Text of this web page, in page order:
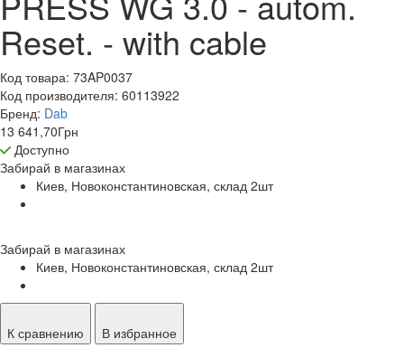
Reset. - with cable
Код товара: 73AP0037
Код производителя: 60113922
Бренд: Dab
13 641,70Грн
Доступно
Забирай в магазинах
Киев, Новоконстантиновская, склад 2шт
Забирай в магазинах
Киев, Новоконстантиновская, склад 2шт
К сравнению
В избранное